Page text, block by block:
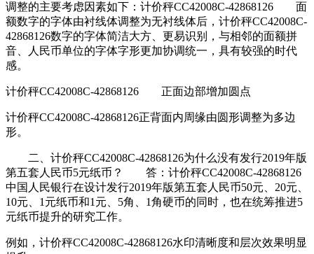
调整的主要考虑因素如下：计价秤CC42008C-42868126 面
额数字的字体由衬线体调整为无衬线体后，计价秤CC42008C-
42868126数字的字体简洁大方、更易识别，与相邻的面额拼
音、人民币单位的字体字形更加协调统一，具有较强的时代
感。
计价秤CC42008C-42868126 正面边部增加圆点
计价秤CC42008C-42868126正背面内周缘由圆形调整为多边
形。
二、计价秤CC42008C-42868126为什么没有发行2019年版
第五套人民币5元纸币？ 答：计价秤CC42008C-42868126
中国人民银行在设计发行2019年版第五套人民币50元、20元、
10元、1元纸币和1元、5角、1角硬币的同时，也在统筹推进5
元纸币提升的研究工作。
例如，计价秤CC42008C-42868126水印清晰度和层次效果明显